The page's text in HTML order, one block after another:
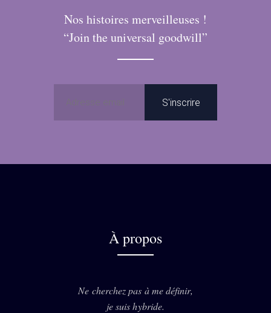
Nos histoires merveilleuses !
“Join the universal goodwill”
À propos
Ne cherchez pas à me définir,
je suis hybride.